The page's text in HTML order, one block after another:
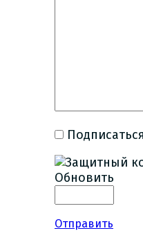
Обновить
Отправить